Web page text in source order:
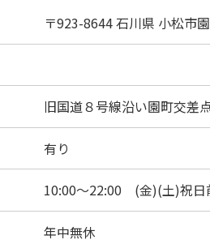
〒923-8644石川県 小松市
旧国道８号線沿い園町交差
有り
10:00～22:00 (金)(土)祝日
年中無休